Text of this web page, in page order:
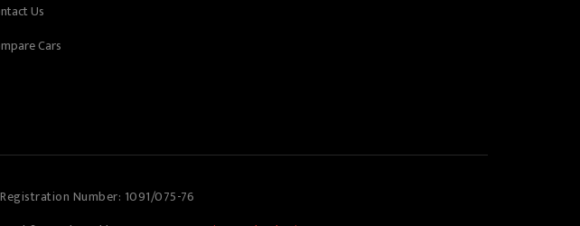
Us
Cars
Number: 1091/075-76